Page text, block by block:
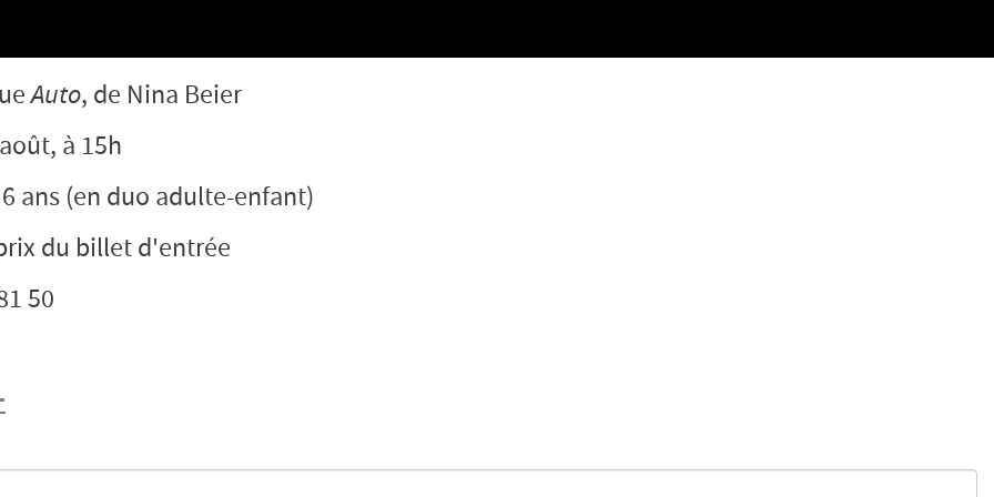
Auto, de Nina Beier
à 15h
ans (en duo adulte-enfant)
du billet d'entrée
50